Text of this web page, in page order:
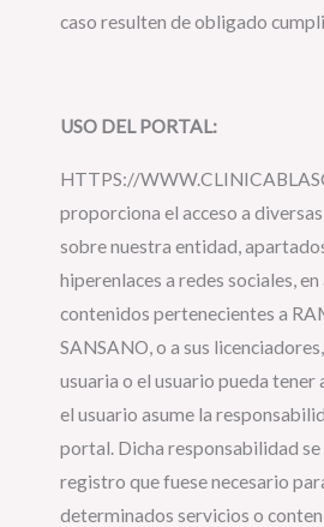
caso resulten de obligado
USO DEL PORTAL:
HTTPS://
proporciona el acceso a
sobre nuestra entidad,
hiperenlaces a redes sociales,
contenidos pertenecientes a
SANSANO, o a sus
usuaria o el usuario pueda tener
el usuario asume la
portal. Dicha responsabilidad
registro que fuese necesario
determinados servicios o